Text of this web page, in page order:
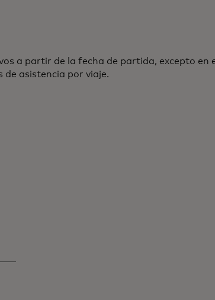
a partir de la fecha de partida, excepto en
de asistencia por viaje.